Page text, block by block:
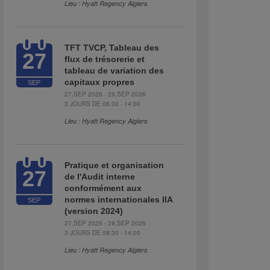
Lieu : Hyatt Regency Algiers
27
SEP
TFT TVCP, Tableau des
flux de trésorerie et
tableau de variation des
capitaux propres
27,SEP 2026 - 29,SEP 2026
3 JOURS DE 08:30 - 14:00
Lieu : Hyatt Regency Algiers
27
SEP
Pratique et organisation
de l'Audit interne
conformément aux
normes internationales IIA
(version 2024)
27,SEP 2026 - 29,SEP 2026
3 JOURS DE 08:30 - 14:00
Lieu : Hyatt Regency Algiers